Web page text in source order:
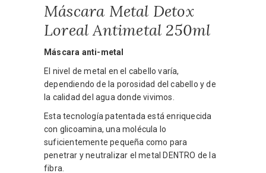
Máscara Metal Detox
Loreal Antimetal 250ml
Máscara anti-metal
El nivel de metal en el cabello varía,
dependiendo de la porosidad del cabello y de
la calidad del agua donde vivimos.
Esta tecnología patentada está enriquecida
con glicoamina, una molécula lo
suficientemente pequeña como para
penetrar y neutralizar el metal DENTRO de la
fibra.